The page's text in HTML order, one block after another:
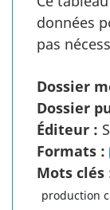
données
pas
Dossier
Dossier
Éditeur :
Formats :
Mots clés
production